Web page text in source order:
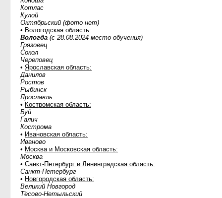
Котлас
Кулой
Октябрьский (фото нет)
• Вологодская область:
Вологда (с 28.08.2024 место обучения)
Грязовец
Сокол
Череповец
• Ярославская область:
Данилов
Ростов
Рыбинск
Ярославль
• Костромская область:
Буй
Галич
Кострома
• Ивановская область:
Иваново
• Москва и Московская область:
Москва
• Санкт-Петербург и Ленинградская область:
Санкт-Петербург
• Новгородская область:
Великий Новгород
Тёсово-Нетыльский